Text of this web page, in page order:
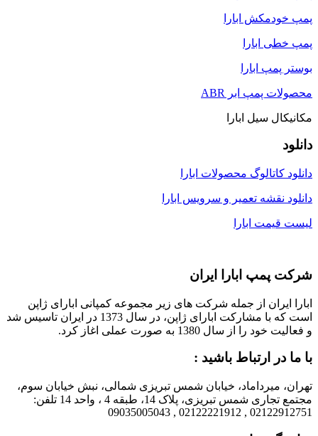
پمپ خودمکش ابارا
پمپ خطی ابارا
بوستر پمپ ابارا
محصولات پمپ ابر ABR
مکانیکال سیل ابارا
دانلود
دانلود کاتالوگ محصولات ابارا
دانلود نقشه تعمیر و سرویس ابارا
لیست قیمت ابارا
شرکت پمپ ابارا ایران
ابارا ایران از جمله شرکت های زیر مجموعه کمپانی ابارای ژاپن
است که با مشارکت ابارای ژاپن، در سال 1373 در ایران تاسیس شد
و فعالیت خود را از سال 1380 به صورت عملی اغاز کرد.
با ما در ارتباط باشید :
تهران، میرداماد، خیابان شمس تبریزی شمالی، نبش خیابان سوم،
مجتمع تجاری شمس تبریزی، پلاک 14، طبقه 4 ، واحد 14 تلفن:
02122912751 , 02122221912 , 09035005043